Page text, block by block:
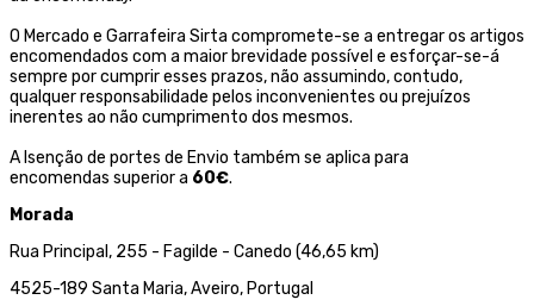
O Mercado e Garrafeira Sirta compromete-se a entregar os artigos
encomendados com a maior brevidade possível e esforçar-se-á
sempre por cumprir esses prazos, não assumindo, contudo,
qualquer responsabilidade pelos inconvenientes ou prejuízos
inerentes ao não cumprimento dos mesmos.
A Isenção de portes de Envio também se aplica para
encomendas superior a 60€.
Morada
Rua Principal, 255 - Fagilde - Canedo (46,65 km)
4525-189 Santa Maria, Aveiro, Portugal